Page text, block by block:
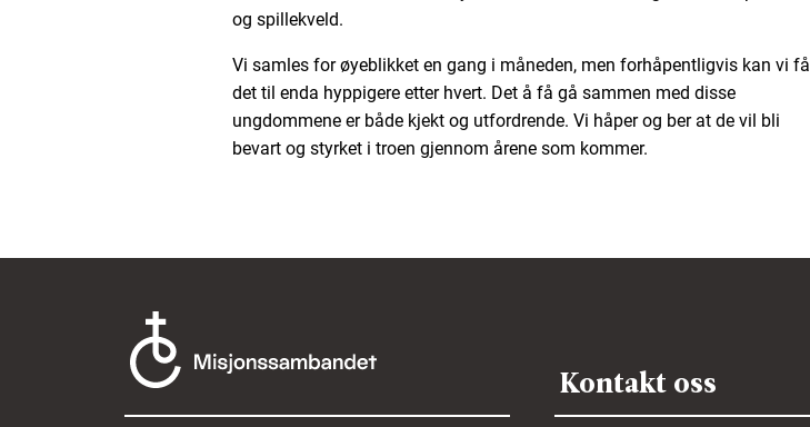
og spillekveld.
Vi samles for øyeblikket en gang i måneden, men forhåpentligvis kan vi få
det til enda hyppigere etter hvert. Det å få gå sammen med disse
ungdommene er både kjekt og utfordrende. Vi håper og ber at de vil bli
bevart og styrket i troen gjennom årene som kommer.
Kontakt oss